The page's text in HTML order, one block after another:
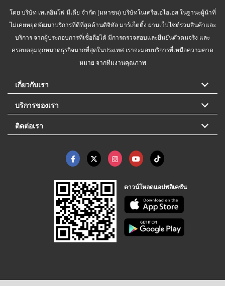
โดย บริษัท เทเลอินโฟ มีเดีย จำกัด (มหาชน) บริษัทในเครือเอไอเอส ในฐานะผู้นำที่
ไม่เคยหยุดพัฒนาบริการที่ดีที่สุดด้านดิจิทัล มาร์เก็ตติ้ง ผ่านเว็บไซต์รวมสินค้าและ
บริการ จากผู้ประกอบการที่เชื่อถือได้ มีการตรวจสอบและยืนยันตัวตนจริง และ
ครอบคลุมทุกหมวดธุรกิจมากที่สุดในประเทศ เราจะมอบบริการที่เหนือความคาด
หมาย จากทีมงานคุณภาพ
เกี่ยวกับเรา
บริการของเรา
ติดต่อเรา
ดาวน์โหลดแอปพลิเคชัน